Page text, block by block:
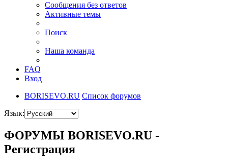
Сообщения без ответов
Активные темы
Поиск
Наша команда
FAQ
Вход
BORISEVO.RU Список форумов
Язык:
ФОРУМЫ BORISEVO.RU -
Регистрация